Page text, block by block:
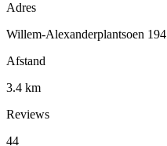
Adres
Willem-Alexanderplantsoen 194
Afstand
3.4 km
Reviews
44